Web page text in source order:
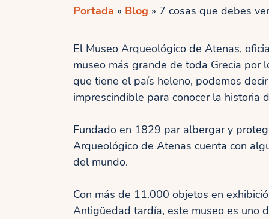
Portada » Blog » 7 cosas que debes
El Museo Arqueológico de Atenas,
museo más grande de toda Grecia por
que tiene el país heleno, podemos
imprescindible para conocer la historia
Fundado en 1829 par albergar y
Arqueológico de Atenas cuenta con
del mundo.
Con más de 11.000 objetos en
Antigüedad tardía, este museo es uno